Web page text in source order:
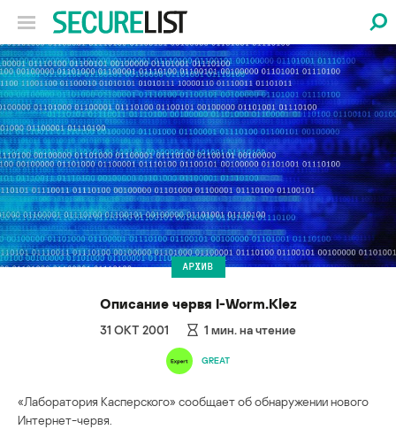
АРХИВ
Описание червя I-Worm.Klez
31 ОКТ 2001 1 мин. на чтение
GREAT
«Лаборатория Касперского» сообщает об обнаружении нового
Интернет-червя.